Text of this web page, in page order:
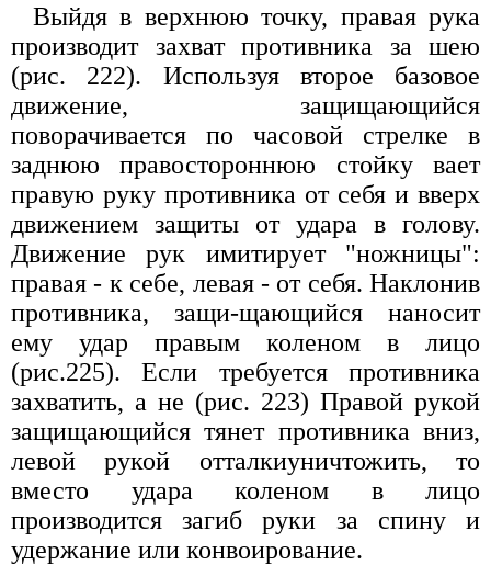
Выйдя в верхнюю точку, правая рука
производит захват противника за шею
(рис. 222). Используя второе базовое
движение, защищающийся
поворачивается по часовой стрелке в
заднюю правостороннюю стойку вает
правую руку противника от себя и вверх
движением защиты от удара в голову.
Движение рук имитирует "ножницы":
правая - к себе, левая - от себя. Наклонив
противника, защи-щающийся наносит
ему удар правым коленом в лицо
(рис.225). Если требуется противника
захватить, а не (рис. 223) Правой рукой
защищающийся тянет противника вниз,
левой рукой отталкиуничтожить, то
вместо удара коленом в лицо
производится загиб руки за спину и
удержание или конвоирование.